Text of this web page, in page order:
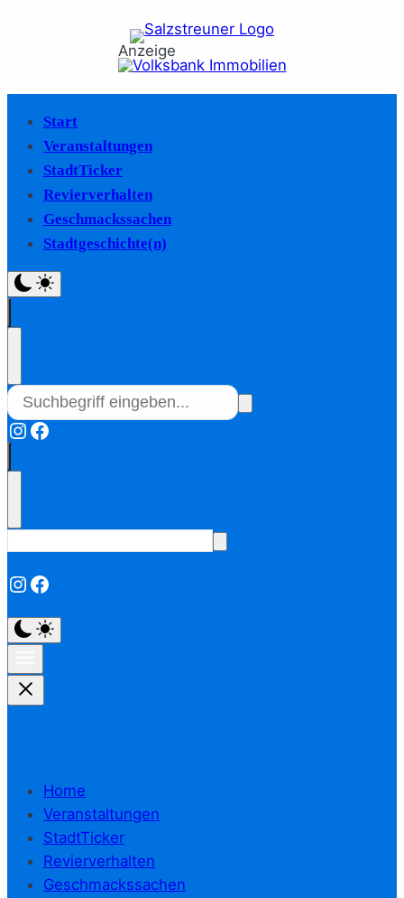
Anzeige
Start
Veranstaltungen
StadtTicker
Revierverhalten
Geschmackssachen
Stadtgeschichte(n)
Instagram
Facebook
Instagram
Facebook
Home
Veranstaltungen
StadtTicker
Revierverhalten
Geschmackssachen